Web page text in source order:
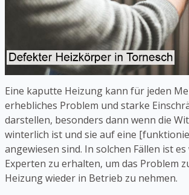
Eine kaputte Heizung kann für jeden
erhebliches Problem und starke
darstellen, besonders dann wenn die
winterlich ist und sie auf eine
angewiesen sind. In solchen Fällen ist
Experten zu erhalten, um das Problem
Heizung wieder in Betrieb zu nehmen.